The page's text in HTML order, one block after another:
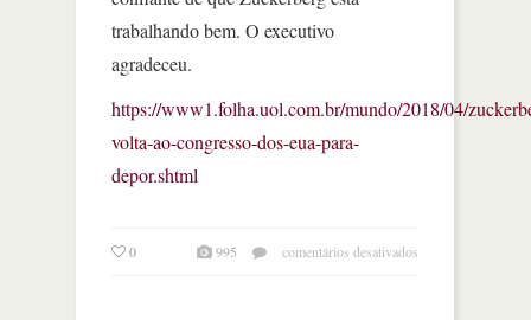
trabalhando bem. O executivo
agradeceu.
https://www1.folha.uol.com.br/mundo/2018/04/
volta-ao-congresso-dos-eua-para-
depor.shtml
0 995 comentários desativados